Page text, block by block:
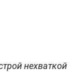
нехваткой